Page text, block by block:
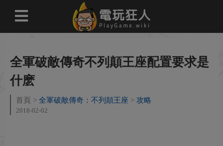
全軍破敵傳奇不列顛王座配置要求是
什麽
首頁 全軍破敵傳奇：不列顛王座 攻略
2018-02-02